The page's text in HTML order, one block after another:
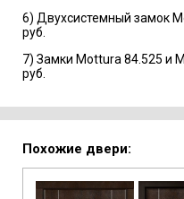
6) Двухсистемный замок
руб.
7) Замки Mottura 84.525 и
руб.
Похожие двери: